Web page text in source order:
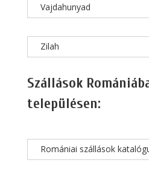
Vajdahunyad
Zilah
Szállások
településen:
Romániai szállások